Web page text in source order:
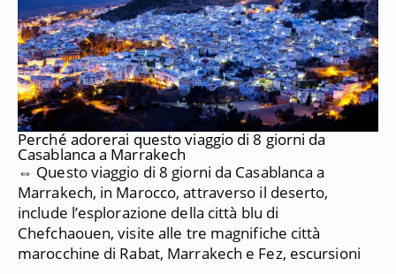
Perché adorerai questo viaggio di 8 giorni da
Casablanca a Marrakech
⇔ Questo viaggio di 8 giorni da Casablanca a
Marrakech, in Marocco, attraverso il deserto,
include l’esplorazione della città blu di
Chefchaouen, visite alle tre magnifiche città
marocchine di Rabat, Marrakech e Fez, escursioni